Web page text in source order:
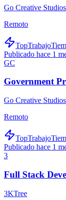
Go Creative Studios
Remoto
TopTrabajo
Publicado hace 1
GC
Government
Go Creative Studios
Remoto
TopTrabajo
Publicado hace 1
3
Full Stack
3KTree